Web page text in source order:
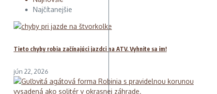
Najčítanejšie
Tieto chyby robia začínajúci jazdci na ATV. Vyhnite sa im!
jún 22, 2026